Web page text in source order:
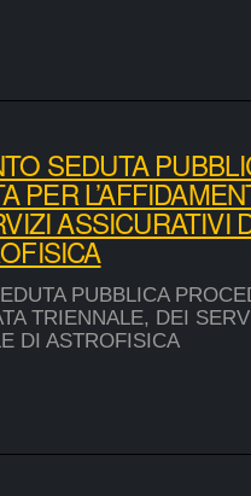
SEDUTA
PER
ASSICURATIVI
PUBBLICA
TRIENNALE, DEI
DI ASTROFISICA